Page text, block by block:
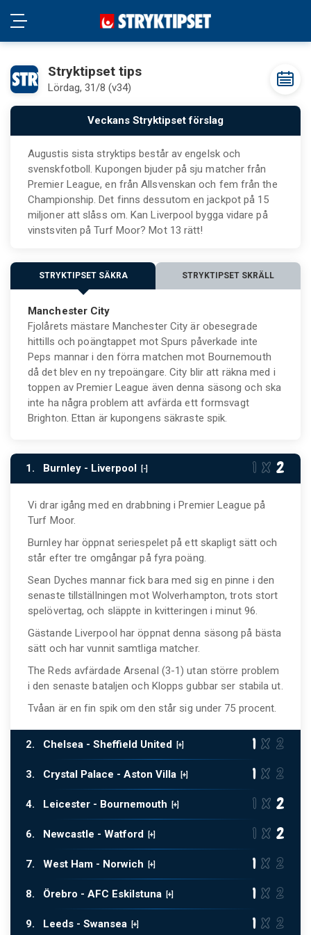
Stryktipset tips
Lördag, 31/8 (v34)
Veckans Stryktipset förslag
Augustis sista stryktips består av engelsk och
svenskfotboll. Kupongen bjuder på sju matcher från
Premier League, en från Allsvenskan och fem från the
Championship. Det finns dessutom en jackpot på 15
miljoner att slåss om. Kan Liverpool bygga vidare på
vinstsviten på Turf Moor? Mot 13 rätt!
STRYKTIPSET SÄKRA STRYKTIPSET SKRÄLL
Manchester City
Fjolårets mästare Manchester City är obesegrade
hittills och poängtappet mot Spurs påverkade inte
Peps mannar i den förra matchen mot Bournemouth
då det blev en ny trepoängare. City blir att räkna med i
toppen av Premier League även denna säsong och ska
inte ha några problem att avfärda ett formsvagt
Brighton. Ettan är kupongens säkraste spik.
1. Burnley - Liverpool
Vi drar igång med en drabbning i Premier League på
Turf Moor.
Burnley har öppnat seriespelet på ett skapligt sätt och
står efter tre omgångar på fyra poäng.
Sean Dyches mannar fick bara med sig en pinne i den
senaste tillställningen mot Wolverhampton, trots stort
spelövertag, och släppte in kvitteringen i minut 96.
Gästande Liverpool har öppnat denna säsong på bästa
sätt och har vunnit samtliga matcher.
The Reds avfärdade Arsenal (3-1) utan större problem
i den senaste bataljen och Klopps gubbar ser stabila ut.
Tvåan är en fin spik om den står sig under 75 procent.
2. Chelsea - Sheffield United
3. Crystal Palace - Aston Villa
4. Leicester - Bournemouth
6. Newcastle - Watford
7. West Ham - Norwich
8. Örebro - AFC Eskilstuna
9. Leeds - Swansea